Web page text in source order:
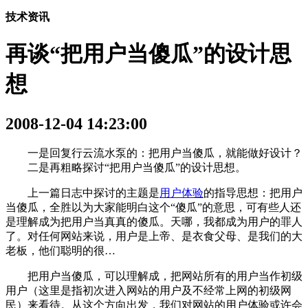
技术资讯
再谈“把用户当傻瓜”的设计思
想
2008-12-04 14:23:00
一是回复行云流水泵的：把用户当傻瓜，就能做好设计？
二是再粗略探讨“把用户当傻瓜”的设计思想。
上一篇日志中探讨的主题是用户体验的指导思想：把用户
当傻瓜，全胜以为大家能明白这个“傻瓜”的意思，可有些人还
是理解成为把用户当真真的傻瓜。天哪，我都成为用户的罪人
了。对任何网站来说，用户是上帝、是衣食父母、是我们的大
老板，他们聪明的很…
把用户当傻瓜，可以理解成，把网站所有的用户当作初级
用户（这里是指初次进入网站的用户及不经常上网的初级网
民）来看待。从这个方向出发，我们对网站的用户体验或许会